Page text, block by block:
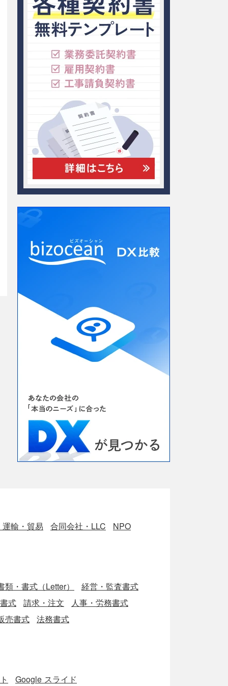
輸・貿易 合同会社・LLC NPO
・書式（Letter）
経営・監査書式
式
請求・注文
人事・労務書式
売書式
法務書式
Google スライド